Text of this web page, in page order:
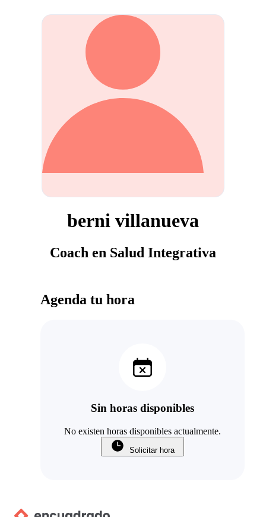
berni villanueva
Coach en Salud Integrativa
Agenda tu hora
Sin horas disponibles
No existen horas disponibles actualmente.
Solicitar hora